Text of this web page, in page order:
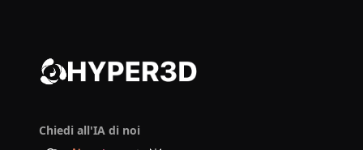
Chiedi all'IA di noi